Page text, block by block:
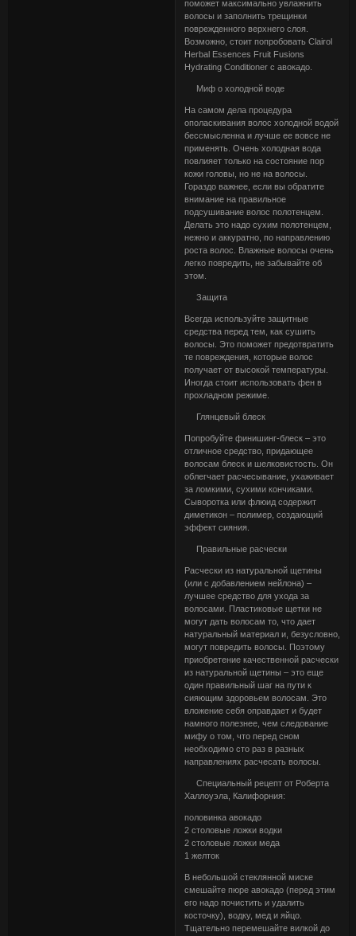
поможет максимально увлажнить
волосы и заполнить трещинки
поврежденного верхнего слоя.
Возможно, стоит попробовать Clairol
Herbal Essences Fruit Fusions
Hydrating Conditioner с авокадо.
Миф о холодной воде
На самом дела процедура
ополаскивания волос холодной водой
бессмысленна и лучше ее вовсе не
применять. Очень холодная вода
повлияет только на состояние пор
кожи головы, но не на волосы.
Гораздо важнее, если вы обратите
внимание на правильное
подсушивание волос полотенцем.
Делать это надо сухим полотенцем,
нежно и аккуратно, по направлению
роста волос. Влажные волосы очень
легко повредить, не забывайте об
этом.
Защита
Всегда используйте защитные
средства перед тем, как сушить
волосы. Это поможет предотвратить
те повреждения, которые волос
получает от высокой температуры.
Иногда стоит использовать фен в
прохладном режиме.
Глянцевый блеск
Попробуйте финишинг-блеск – это
отличное средство, придающее
волосам блеск и шелковистость. Он
облегчает расчесывание, ухаживает
за ломкими, сухими кончиками.
Сыворотка или флюид содержит
диметикон – полимер, создающий
эффект сияния.
Правильные расчески
Расчески из натуральной щетины
(или с добавлением нейлона) –
лучшее средство для ухода за
волосами. Пластиковые щетки не
могут дать волосам то, что дает
натуральный материал и, безусловно,
могут повредить волосы. Поэтому
приобретение качественной расчески
из натуральной щетины – это еще
один правильный шаг на пути к
сияющим здоровьем волосам. Это
вложение себя оправдает и будет
намного полезнее, чем следование
мифу о том, что перед сном
необходимо сто раз в разных
направлениях расчесать волосы.
Специальный рецепт от Роберта
Халлоуэла, Калифорния:
половинка авокадо
2 столовые ложки водки
2 столовые ложки меда
1 желток
В небольшой стеклянной миске
смешайте пюре авокадо (перед этим
его надо почистить и удалить
косточку), водку, мед и яйцо.
Тщательно перемешайте вилкой до